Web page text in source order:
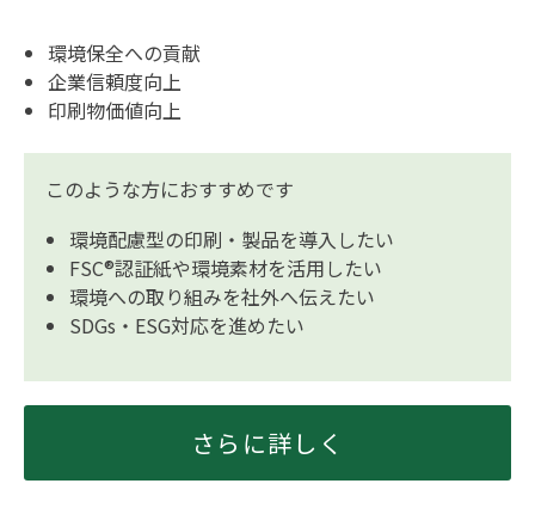
環境保全への貢献
企業信頼度向上
印刷物価値向上
このような方におすすめです
環境配慮型の印刷・製品を導入したい
FSC®認証紙や環境素材を活用したい
環境への取り組みを社外へ伝えたい
SDGs・ESG対応を進めたい
さらに詳しく